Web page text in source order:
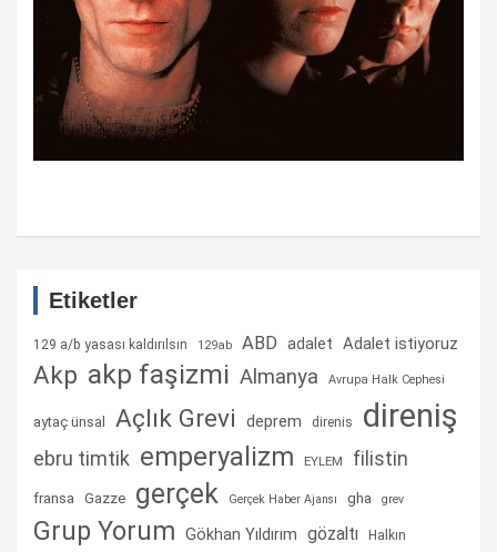
Etiketler
129 a/b yasası kaldırılsın 129ab ABD adalet Adalet istiyoruz
Akp akp faşizmi Almanya Avrupa Halk Cephesi
aytaç ünsal Açlık Grevi deprem direnis direniş
ebru timtik emperyalizm EYLEM filistin
fransa Gazze gerçek Gerçek Haber Ajansı gha grev
Grup Yorum Gökhan Yıldırım gözaltı
Halkın